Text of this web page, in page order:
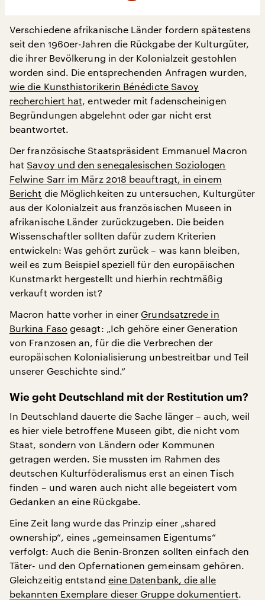
Verschiedene afrikanische Länder fordern spätestens
seit den 1960er-Jahren die Rückgabe der Kulturgüter,
die ihrer Bevölkerung in der Kolonialzeit gestohlen
worden sind. Die entsprechenden Anfragen wurden,
wie die Kunsthistorikerin Bénédicte Savoy
recherchiert hat, entweder mit fadenscheinigen
Begründungen abgelehnt oder gar nicht erst
beantwortet.
Der französische Staatspräsident Emmanuel Macron
hat Savoy und den senegalesischen Soziologen
Felwine Sarr im März 2018 beauftragt, in einem
Bericht die Möglichkeiten zu untersuchen, Kulturgüter
aus der Kolonialzeit aus französischen Museen in
afrikanische Länder zurückzugeben. Die beiden
Wissenschaftler sollten dafür zudem Kriterien
entwickeln: Was gehört zurück – was kann bleiben,
weil es zum Beispiel speziell für den europäischen
Kunstmarkt hergestellt und hierhin rechtmäßig
verkauft worden ist?
Macron hatte vorher in einer Grundsatzrede in
Burkina Faso gesagt: „Ich gehöre einer Generation
von Franzosen an, für die die Verbrechen der
europäischen Kolonialisierung unbestreitbar und Teil
unserer Geschichte sind.“
Wie geht Deutschland mit der Restitution um?
In Deutschland dauerte die Sache länger – auch, weil
es hier viele betroffene Museen gibt, die nicht vom
Staat, sondern von Ländern oder Kommunen
getragen werden. Sie mussten im Rahmen des
deutschen Kulturföderalismus erst an einen Tisch
finden – und waren auch nicht alle begeistert vom
Gedanken an eine Rückgabe.
Eine Zeit lang wurde das Prinzip einer „shared
ownership“, eines „gemeinsamen Eigentums“
verfolgt: Auch die Benin-Bronzen sollten einfach den
Täter- und den Opfernationen gemeinsam gehören.
Gleichzeitig entstand eine Datenbank, die alle
bekannten Exemplare dieser Gruppe dokumentiert.